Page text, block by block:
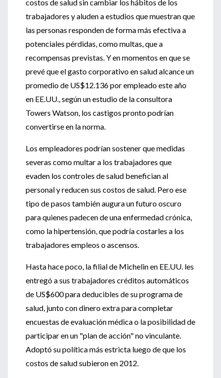
costos de salud sin cambiar los hábitos de los
trabajadores y aluden a estudios que muestran que
las personas responden de forma más efectiva a
potenciales pérdidas, como multas, que a
recompensas previstas. Y en momentos en que se
prevé que el gasto corporativo en salud alcance un
promedio de US$12.136 por empleado este año
en EE.UU., según un estudio de la consultora
Towers Watson, los castigos pronto podrían
convertirse en la norma.
Los empleadores podrían sostener que medidas
severas como multar a los trabajadores que
evaden los controles de salud benefician al
personal y reducen sus costos de salud. Pero ese
tipo de pasos también augura un futuro oscuro
para quienes padecen de una enfermedad crónica,
como la hipertensión, que podría costarles a los
trabajadores empleos o ascensos.
Hasta hace poco, la filial de Michelin en EE.UU. les
entregó a sus trabajadores créditos automáticos
de US$600 para deducibles de su programa de
salud, junto con dinero extra para completar
encuestas de evaluación médica o la posibilidad de
participar en un "plan de acción" no vinculante.
Adoptó su política más estricta luego de que los
costos de salud subieron en 2012.